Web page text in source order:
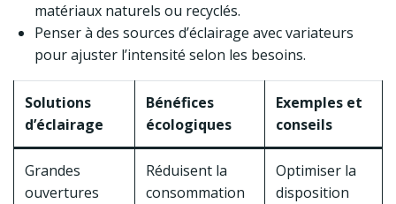
matériaux naturels ou recyclés.
Penser à des sources d’éclairage avec variateurs
pour ajuster l’intensité selon les besoins.
Solutions
d’éclairage
Bénéfices
écologiques
Exemples et
conseils
Grandes
ouvertures
Réduisent la
consommation
Optimiser la
disposition